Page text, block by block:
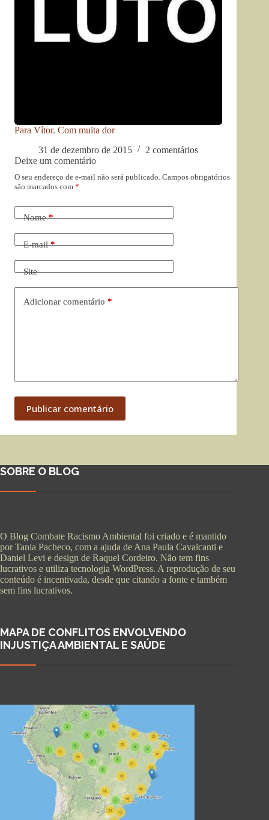
Para Vítor. Com muita dor
31 de dezembro de 2015
2 comentários
Deixe um comentário
O seu endereço de e-mail não será publicado. Campos obrigatórios
são marcados com *
Nome*
E-mail*
Site
Adicionar comentário *
Publicar comentário
SOBRE O BLOG
O Blog Combate Racismo Ambiental foi criado e é mantido
por Tania Pacheco, com a ajuda de Ana Paula Cavalcanti e
Daniel Levi e design de Raquel Cordeiro. Não tem fins
lucrativos e utiliza tecnologia WordPress. A reprodução de seu
conteúdo é incentivada, desde que citando a fonte e também
sem fins lucrativos.
MAPA DE CONFLITOS ENVOLVENDO
INJUSTIÇA AMBIENTAL E SAÚDE